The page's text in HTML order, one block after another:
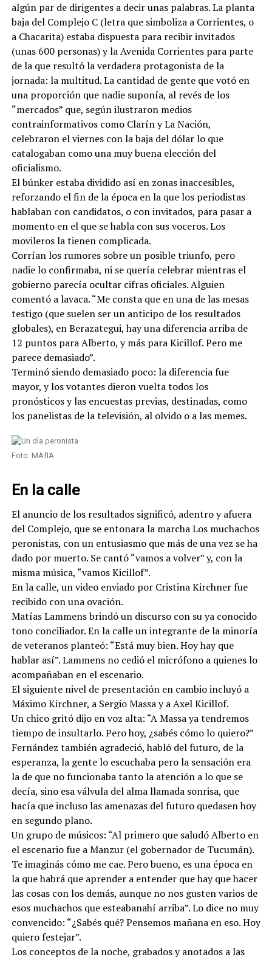
algún par de dirigentes a decir unas palabras. La planta
baja del Complejo C (letra que simboliza a Corrientes, o
a Chacarita) estaba dispuesta para recibir invitados
(unas 600 personas) y la Avenida Corrientes para parte
de la que resultó la verdadera protagonista de la
jornada: la multitud. La cantidad de gente que votó en
una proporción que nadie suponía, al revés de los
“mercados” que, según ilustraron medios
contrainformativos como Clarín y La Nación,
celebraron el viernes con la baja del dólar lo que
catalogaban como una muy buena elección del
oficialismo.
El búnker estaba dividido así en zonas inaccesibles,
reforzando el fin de la época en la que los periodistas
hablaban con candidatos, o con invitados, para pasar a
momento en el que se habla con sus voceros. Los
movileros la tienen complicada.
Corrían los rumores sobre un posible triunfo, pero
nadie lo confirmaba, ni se quería celebrar mientras el
gobierno parecía ocultar cifras oficiales. Alguien
comentó a lavaca. “Me consta que en una de las mesas
testigo (que suelen ser un anticipo de los resultados
globales), en Berazategui, hay una diferencia arriba de
12 puntos para Alberto, y más para Kicillof. Pero me
parece demasiado”.
Terminó siendo demasiado poco: la diferencia fue
mayor, y los votantes dieron vuelta todos los
pronósticos y las encuestas previas, destinadas, como
los panelistas de la televisión, al olvido o a las memes.
Foto: MAfIA
En la calle
El anuncio de los resultados significó, adentro y afuera
del Complejo, que se entonara la marcha Los muchachos
peronistas, con un entusiasmo que más de una vez se ha
dado por muerto. Se cantó “vamos a volver” y, con la
misma música, “vamos Kicillof”.
En la calle, un video enviado por Cristina Kirchner fue
recibido con una ovación.
Matías Lammens brindó un discurso con su ya conocido
tono conciliador. En la calle un integrante de la minoría
de veteranos planteó: “Está muy bien. Hoy hay que
hablar así”. Lammens no cedió el micrófono a quienes lo
acompañaban en el escenario.
El siguiente nivel de presentación en cambio incluyó a
Máximo Kirchner, a Sergio Massa y a Axel Kicillof.
Un chico gritó dijo en voz alta: “A Massa ya tendremos
tiempo de insultarlo. Pero hoy, ¿sabés cómo lo quiero?”
Fernández también agradeció, habló del futuro, de la
esperanza, la gente lo escuchaba pero la sensación era
la de que no funcionaba tanto la atención a lo que se
decía, sino esa válvula del alma llamada sonrisa, que
hacía que incluso las amenazas del futuro quedasen hoy
en segundo plano.
Un grupo de músicos: “Al primero que saludó Alberto en
el escenario fue a Manzur (el gobernador de Tucumán).
Te imaginás cómo me cae. Pero bueno, es una época en
la que habrá que aprender a entender que hay que hacer
las cosas con los demás, aunque no nos gusten varios de
esos muchachos que esteabanahí arriba”. Lo dice no muy
convencido: “¿Sabés qué? Pensemos mañana en eso. Hoy
quiero festejar”.
Los conceptos de la noche, grabados y anotados a las